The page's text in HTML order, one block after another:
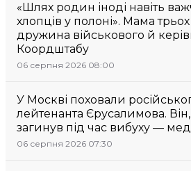
«Шлях родин іноді навіть
хлопців у полоні». Мама трьох
дружина військового й
Коордштабу
06 серпня 2026 08:00
У Москві поховали
лейтенанта Єрусалимова. Він,
загинув під час вибуху —
06 серпня 2026 07:30